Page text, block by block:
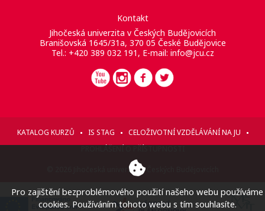
Kontakt
Jihočeská univerzita v Českých Budějovicích
Branišovská 1645/31a, 370 05 České Budějovice
Tel.: +420 389 032 191, E-mail: info@jcu.cz
KATALOG KURZŮ IS STAG
CELOŽIVOTNÍ VZDĚLÁVÁNÍ NA JU
© 2026 Jihočeská univerzita v Českých Budějovicích
Pro zajištění bezproblémového použití našeho webu používáme
cookies. Používáním tohoto webu s tím souhlasíte.